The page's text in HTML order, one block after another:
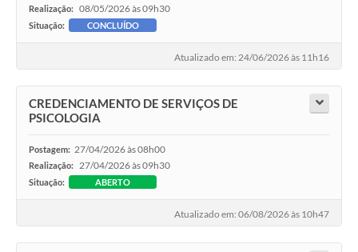
Realização: 08/05/2026 às 09h30
Situação: CONCLUÍDO
Atualizado em: 24/06/2026 às 11h16
CREDENCIAMENTO DE SERVIÇOS DE
PSICOLOGIA
Postagem: 27/04/2026 às 08h00
Realização: 27/04/2026 às 09h30
Situação: ABERTO
Atualizado em: 06/08/2026 às 10h47